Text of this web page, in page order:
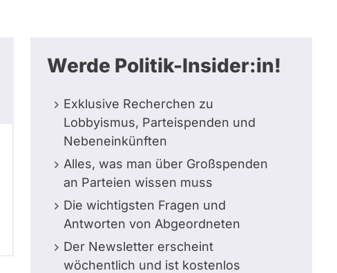
Werde Politik-Insider:in!
Exklusive Recherchen zu
Lobbyismus, Parteispenden und
Nebeneinkünften
Alles, was man über Großspenden
an Parteien wissen muss
Die wichtigsten Fragen und
Antworten von Abgeordneten
Der Newsletter erscheint
wöchentlich und ist kostenlos